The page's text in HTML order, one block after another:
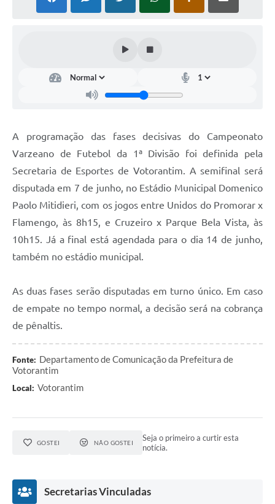
COVID - 19
Jornal (Edições anteriores)
Uso de Internet e Recursos de Informática
Guarda Civil Municipal (GCM)
Arborização urbana
Manual para arquivo de remessa – NFSe
Lei de Acesso à Informação
Legislação
IPTU Selo Verde
Contato
A programação das fases decisivas do Campeonato
Varzeano de Futebol da 1ª Divisão foi definida pela
Secretaria de Esportes de Votorantim. A semifinal será
disputada em 7 de junho, no Estádio Municipal Domenico
Paolo Mitidieri, com os jogos entre Unidos do Promorar x
Flamengo, às 8h15, e Cruzeiro x Parque Bela Vista, às
10h15. Já a final está agendada para o dia 14 de junho,
também no estádio municipal.
As duas fases serão disputadas em turno único. Em caso
de empate no tempo normal, a decisão será na cobrança
de pênaltis.
Fonte: Departamento de Comunicação da Prefeitura de
Votorantim
Local: Votorantim
GOSTEI NÃO GOSTEI
Seja o primeiro a curtir esta
notícia.
Secretarias Vinculadas